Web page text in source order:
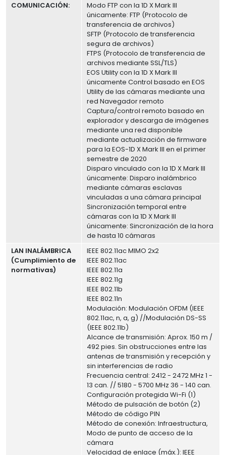
COMUNICACIÓN:
Modo FTP con la 1D X Mark III
únicamente: FTP (Protocolo de
transferencia de archivos)
SFTP (Protocolo de transferencia
segura de archivos)
FTPS (Protocolo de transferencia de
archivos mediante SSL/TLS)
EOS Utility con la 1D X Mark III
únicamente Control basado en EOS
Utility de las cámaras mediante una
red Navegador remoto
Captura/control remoto basado en
explorador y descarga de imágenes
mediante una red disponible
mediante actualización de firmware
para la EOS-1D X Mark III en el primer
semestre de 2020
Disparo vinculado con la 1D X Mark III
únicamente: Disparo inalámbrico
mediante cámaras esclavas
vinculadas a una cámara principal
Sincronización temporal entre
cámaras con la 1D X Mark III
únicamente: Sincronización de la hora
de hasta 10 cámaras
LAN INALÁMBRICA
(Cumplimiento de
normativas)
IEEE 802.11ac MIMO 2x2
IEEE 802.11ac
IEEE 802.11a
IEEE 802.11g
IEEE 802.11b
IEEE 802.11n
Modulación: Modulación OFDM (IEEE
802.11ac, n, a, g) //Modulación DS-SS
(IEEE 802.11b)
Alcance de transmisión: Aprox. 150 m /
492 pies. Sin obstrucciones entre las
antenas de transmisión y recepción y
sin interferencias de radio
Frecuencia central: 2412 - 2472 MHz 1 -
13 can. // 5180 - 5700 MHz 36 - 140 can.
Configuración protegida Wi-Fi (1)
Método de pulsación de botón (2)
Método de código PIN
Método de conexión: Infraestructura,
Modo de punto de acceso de la
cámara
Velocidad de enlace (máx.): IEEE